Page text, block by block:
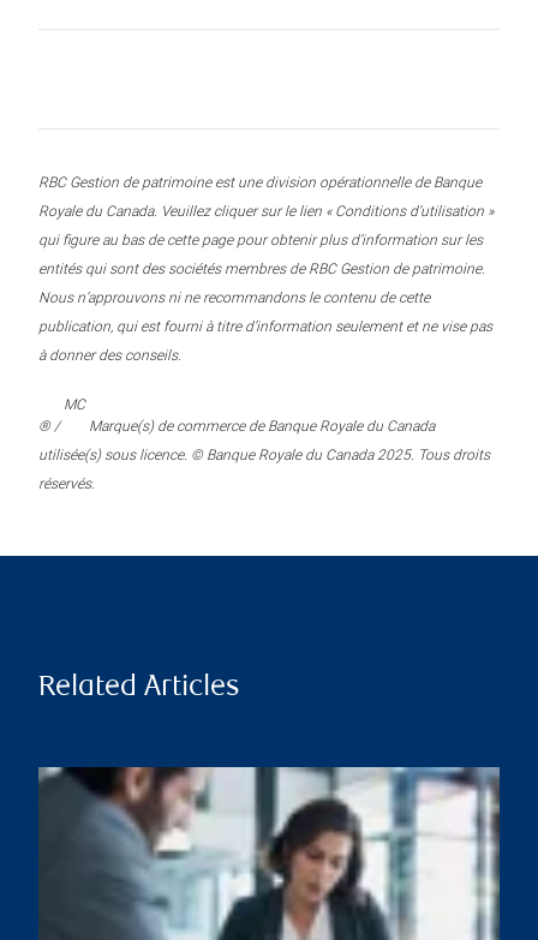
RBC Gestion de patrimoine est une division opérationnelle de Banque
Royale du Canada. Veuillez cliquer sur le lien « Conditions d’utilisation »
qui figure au bas de cette page pour obtenir plus d’information sur les
entités qui sont des sociétés membres de RBC Gestion de patrimoine.
Nous n’approuvons ni ne recommandons le contenu de cette
publication, qui est fourni à titre d’information seulement et ne vise pas
à donner des conseils.
® /
MC
Marque(s) de commerce de Banque Royale du Canada
utilisée(s) sous licence. © Banque Royale du Canada 2025. Tous droits
réservés.
Related Articles